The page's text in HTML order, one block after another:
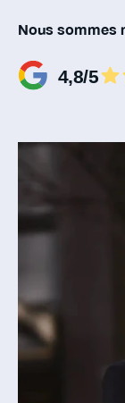
Nous sommes